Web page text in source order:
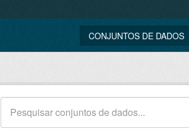
CONJUNTOS DE DADOS